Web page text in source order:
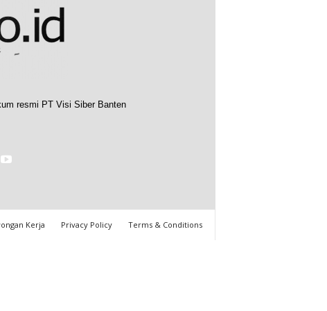
resmi PT Visi Siber Banten
Kerja Privacy Policy Terms & Conditions